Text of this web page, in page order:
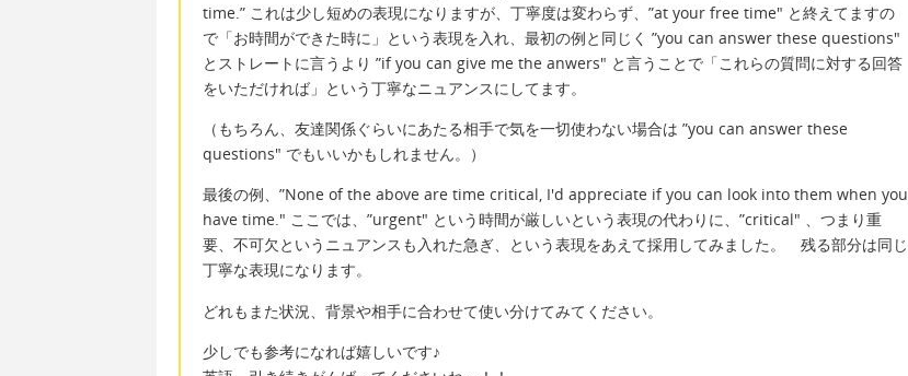
time.” これは少し短めの表現になりますが、丁寧度は変わらず、”at your free time" と終えてますの
で「お時間ができた時に」という表現を入れ、最初の例と同じく ”you can answer these questions"
とストレートに言うより ”if you can give me the anwers" と言うことで「これらの質問に対する回答
をいただければ」という丁寧なニュアンスにしてます。
（もちろん、友達関係ぐらいにあたる相手で気を一切使わない場合は ”you can answer these
questions" でもいいかもしれません。）
最後の例、”None of the above are time critical, I'd appreciate if you can look into them when you
have time." ここでは、”urgent" という時間が厳しいという表現の代わりに、”critical" 、つまり重
要、不可欠というニュアンスも入れた急ぎ、という表現をあえて採用してみました。 残る部分は同じ
丁寧な表現になります。
どれもまた状況、背景や相手に合わせて使い分けてみてください。
少しでも参考になれば嬉しいです♪